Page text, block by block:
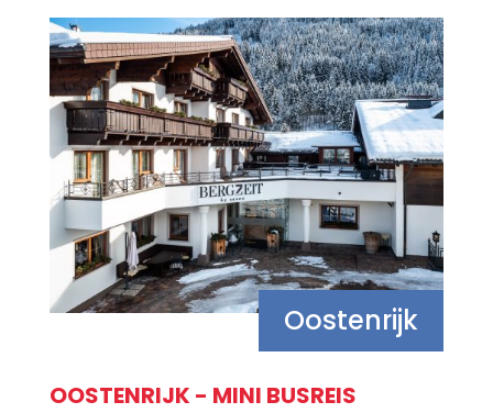
Oostenrijk
OOSTENRIJK - MINI BUSREIS